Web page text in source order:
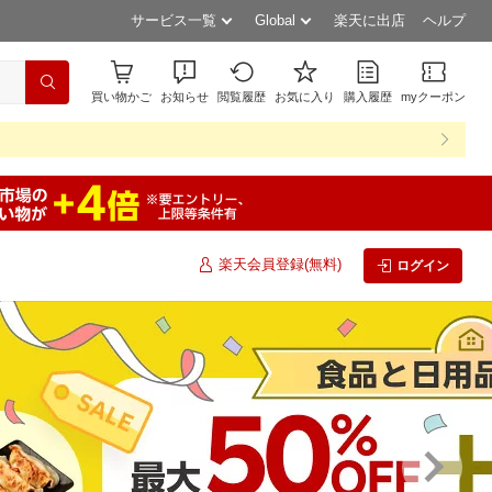
サービス一覧 Global 楽天に出店 ヘルプ
買い物かご お知らせ 閲覧履歴 お気に入り 購入履歴 myクーポン
楽天会員登録(無料) ログイン